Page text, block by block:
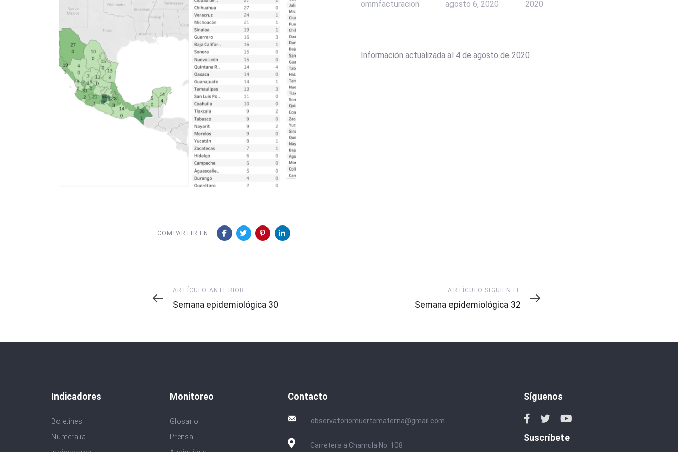
ommfacturacion agosto 6, 2020 2020
Información actualizada al 4 de agosto de 2020
COMPARTIR EN:
Artículo
Anterior
ARTÍCULO ANTERIOR
Semana epidemiológica 30
Siguiente
ARTÍCULO SIGUIENTE
Semana epidemiológica 32
Indicadores
Boletines
Numeralia
Monitoreo
Glosario
Prensa
Contacto
observatoriomuertematerna@gmail.com
Carretera a Chamula No. 108
Síguenos
Suscríbete